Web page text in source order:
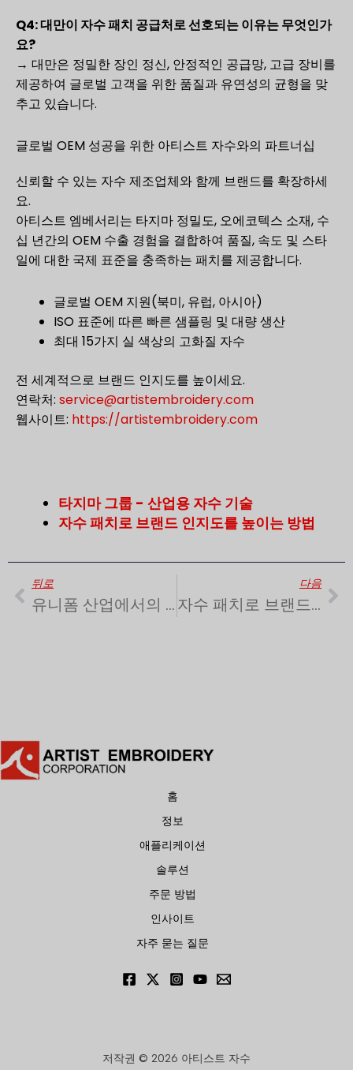
Q4: 대만이 자수 패치 공급처로 선호되는 이유는 무엇인가
요?
→ 대만은 정밀한 장인 정신, 안정적인 공급망, 고급 장비를
제공하여 글로벌 고객을 위한 품질과 유연성의 균형을 맞
추고 있습니다.
글로벌 OEM 성공을 위한 아티스트 자수와의 파트너십
신뢰할 수 있는 자수 제조업체와 함께 브랜드를 확장하세
요.
아티스트 엠베서리는 타지마 정밀도, 오에코텍스 소재, 수
십 년간의 OEM 수출 경험을 결합하여 품질, 속도 및 스타
일에 대한 국제 표준을 충족하는 패치를 제공합니다.
글로벌 OEM 지원(북미, 유럽, 아시아)
ISO 표준에 따른 빠른 샘플링 및 대량 생산
최대 15가지 실 색상의 고화질 자수
전 세계적으로 브랜드 인지도를 높이세요.
연락처: service@artistembroidery.com
웹사이트: https://artistembroidery.com
타지마 그룹 - 산업용 자수 기술
자수 패치로 브랜드 인지도를 높이는 방법
이전
뒤로
유니폼 산업에서의 자수 패치 | 정체성 및 전문성
다음
자수 패치로 브랜드 인지도를 높이는 방법 | 마케팅 아이덴티티
다
홈
정보
애플리케이션
솔루션
주문 방법
인사이트
자주 묻는 질문
저작권 © 2026 아티스트 자수